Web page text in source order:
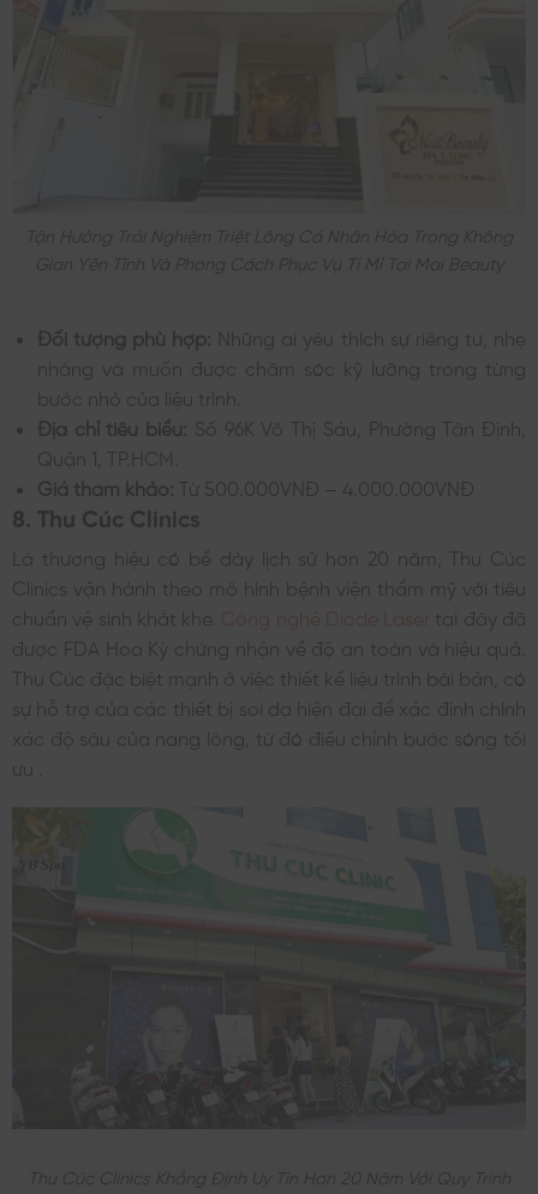
Tận Hưởng Trải Nghiệm Triệt Lông Cá Nhân Hóa Trong Không
Gian Yên Tĩnh Và Phong Cách Phục Vụ Tỉ Mỉ Tại Mai Beauty
Đối tượng phù hợp: Những ai yêu thích sự riêng tư, nhẹ
nhàng và muốn được chăm sóc kỹ lưỡng trong từng
bước nhỏ của liệu trình.
Địa chỉ tiêu biểu:
Số 96K Võ Thị Sáu, Phường Tân Định,
Quận 1, TP.HCM.
Giá tham khảo: Từ 500.000VNĐ – 4.000.000VNĐ
8. Thu Cúc Clinics
Là thương hiệu có bề dày lịch sử hơn 20 năm, Thu Cúc
Clinics vận hành theo mô hình bệnh viện thẩm mỹ với tiêu
chuẩn vệ sinh khắt khe.
tại đây đã
được FDA Hoa Kỳ chứng nhận về độ an toàn và hiệu quả.
Thu Cúc đặc biệt mạnh ở việc thiết kế liệu trình bài bản, có
sự hỗ trợ của các thiết bị soi da hiện đại để xác định chính
xác độ sâu của nang lông, từ đó điều chỉnh bước sóng tối
ưu .
Thu Cúc Clinics Khẳng Định Uy Tín Hơn 20 Năm Với Quy Trình